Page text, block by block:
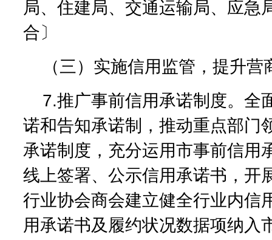
局、住建局、交通运输局、应急
合〕
（三）实施信用监管，提升营
7.推广事前信用承诺制度。全
诺和告知承诺制，推动重点部门
承诺制度，充分运用市事前信用
线上签署、公示信用承诺书，开
行业协会商会建立健全行业内信
用承诺书及履约状况数据项纳入